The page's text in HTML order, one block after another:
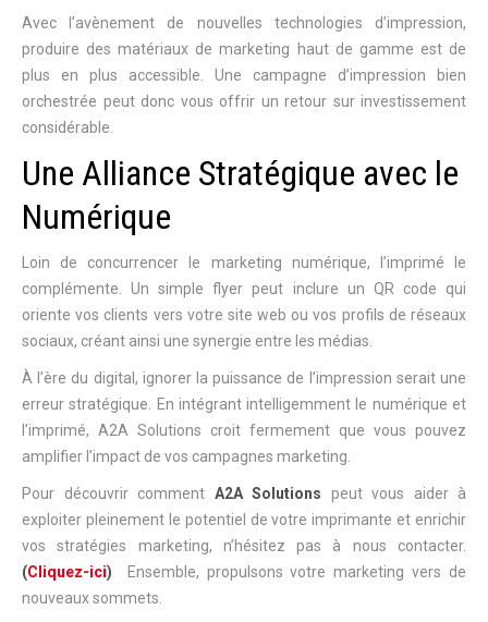
Avec l’avènement de nouvelles technologies d’impression,
produire des matériaux de marketing haut de gamme est de
plus en plus accessible. Une campagne d’impression bien
orchestrée peut donc vous offrir un retour sur investissement
considérable.
Une Alliance Stratégique avec le
Numérique
Loin de concurrencer le marketing numérique, l’imprimé le
complémente. Un simple flyer peut inclure un QR code qui
oriente vos clients vers votre site web ou vos profils de réseaux
sociaux, créant ainsi une synergie entre les médias.
À l’ère du digital, ignorer la puissance de l’impression serait une
erreur stratégique. En intégrant intelligemment le numérique et
l’imprimé, A2A Solutions croit fermement que vous pouvez
amplifier l’impact de vos campagnes marketing.
Pour découvrir comment A2A Solutions peut vous aider à
exploiter pleinement le potentiel de votre imprimante et enrichir
vos stratégies marketing, n’hésitez pas à nous contacter.
(Cliquez-ici)
Ensemble, propulsons votre marketing vers de
nouveaux sommets.